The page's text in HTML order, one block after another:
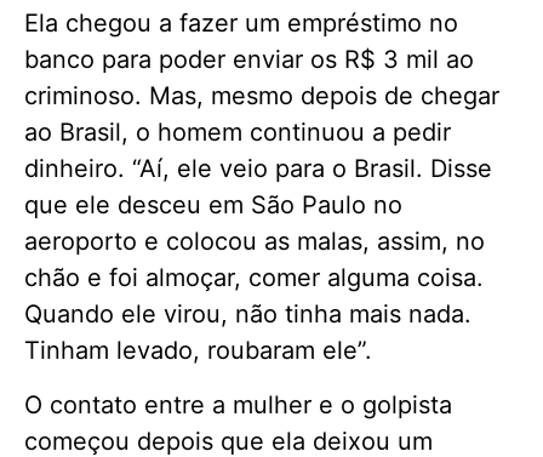
Ela chegou a fazer um empréstimo no
banco para poder enviar os R$ 3 mil ao
criminoso. Mas, mesmo depois de chegar
ao Brasil, o homem continuou a pedir
dinheiro. “Aí, ele veio para o Brasil. Disse
que ele desceu em São Paulo no
aeroporto e colocou as malas, assim, no
chão e foi almoçar, comer alguma coisa.
Quando ele virou, não tinha mais nada.
Tinham levado, roubaram ele”.
O contato entre a mulher e o golpista
começou depois que ela deixou um